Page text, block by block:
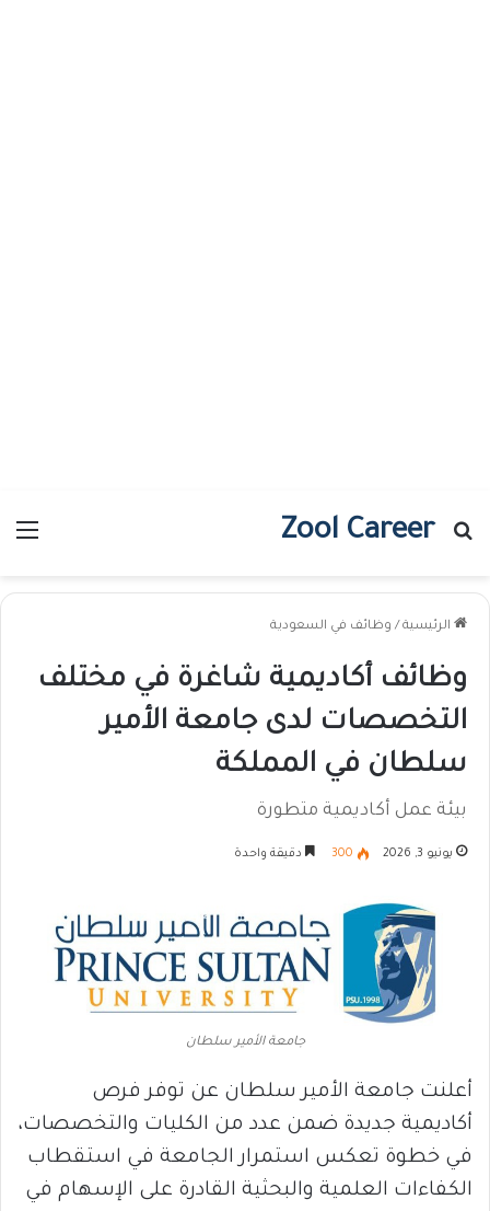
Zool Career
بحث عن
الرئيسية / وظائف في السعودية
وظائف أكاديمية شاغرة في مختلف
التخصصات لدى جامعة الأمير
سلطان في المملكة
بيئة عمل أكاديمية متطورة
يونيو 3, 2026 300 دقيقة واحدة
جامعة الأمير سلطان
أعلنت جامعة الأمير سلطان عن توفر فرص
أكاديمية جديدة ضمن عدد من الكليات والتخصصات،
في خطوة تعكس استمرار الجامعة في استقطاب
الكفاءات العلمية والبحثية القادرة على الإسهام في